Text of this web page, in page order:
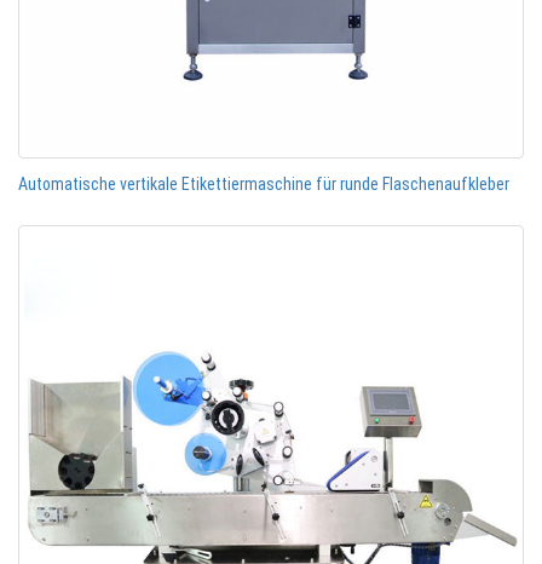
Automatische vertikale Etikettiermaschine für runde Flaschenaufkleber